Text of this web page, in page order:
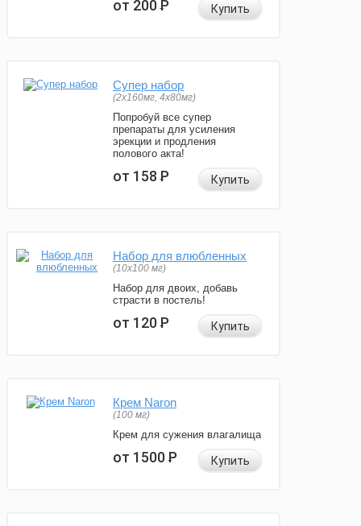
от 200Р Купить
Супер набор
(2х160мг, 4х80мг)
Попробуй все супер
препараты для усиления
эрекции и продления
полового акта!
от 158Р Купить
Набор для влюбленных
(10х100 мг)
Набор для двоих, добавь
страсти в постель!
от 120Р Купить
Крем Naron
(100 мг)
Крем для сужения влагалища
от 1500Р Купить